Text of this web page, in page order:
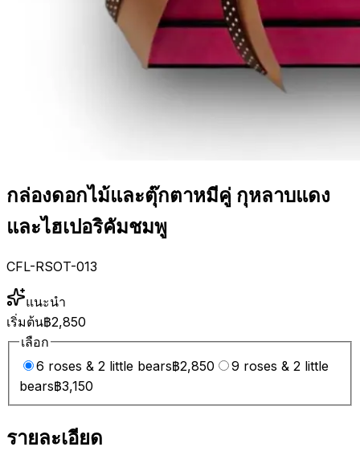
กล่องดอกไม้และตุ๊กตาหมีคู่ กุหลาบแดง
และไฮเปอริคัมชมพู
CFL-RSOT-013
แนะนำ
เริ่มต้น฿2,850
เลือก
6 roses & 2 little bears฿2,850
9 roses & 2 little
bears฿3,150
รายละเอียด